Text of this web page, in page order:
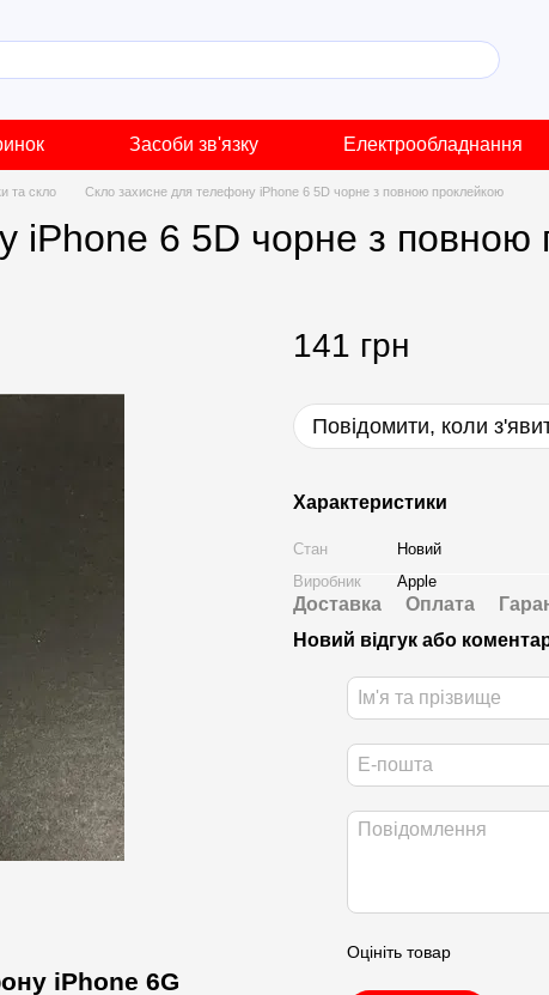
Засоби зв'язку Електрообладнання
та скло Скло захисне для телефону iPhone 6 5D чорне з повною проклейкою
iPhone 6 5D чорне з повною
iPhone 6G
141 грн
Повідомити, коли
Характеристики
Стан
Новий
Виробник
Apple
Доставка Оплата
Новий відгук або
Оцініть товар